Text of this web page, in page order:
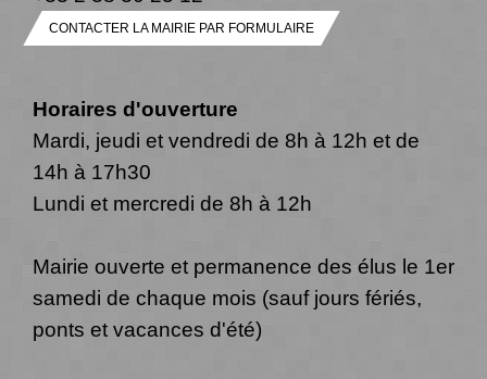
CONTACTER LA MAIRIE PAR FORMULAIRE
Horaires d'ouverture
Mardi, jeudi et vendredi de 8h à 12h et de
14h à 17h30
Lundi et mercredi de 8h à 12h
Mairie ouverte et permanence des élus le 1er
samedi de chaque mois (sauf jours fériés,
ponts et vacances d'été)